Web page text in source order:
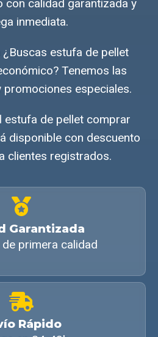
con calidad garantizada y
inmediata.
estufa de pellet
Tenemos las
especiales.
estufa de pellet comprar
disponible con descuento
clientes registrados.
Garantizada
primera calidad
Rápido